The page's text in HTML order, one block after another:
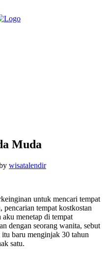
Muda
wisatalendir
untuk mencari tempat
pencarian tempat kostkostan
aku menetap di tempat
dengan seorang wanita, sebut
itu baru menginjak 30 tahun
satu.